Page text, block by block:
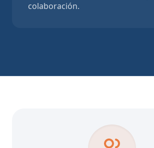
colaboración.